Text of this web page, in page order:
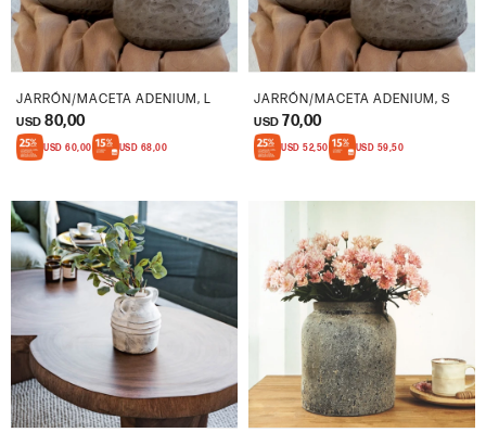
JARRÓN/MACETA ADENIUM, L
USD 80,00
USD 60,00 USD 68,00
JARRÓN/MACETA ADENIUM, S
USD 70,00
USD 52,50 USD 59,50